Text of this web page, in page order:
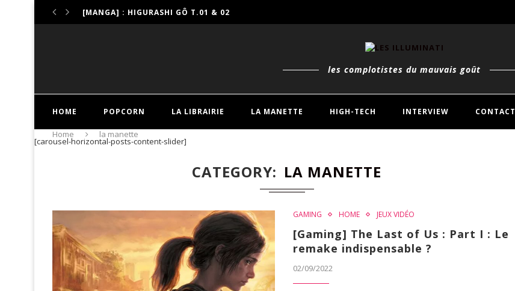
[MANGA] : HIGURASHI GÔ T.01 & 02
[MANGA] : KINDERGARTEN WARS T.01 & 02
[MANGA] : WELCOME BACK ALICE T.01 & 02
les complotistes du mauvais goût
HOME POPCORN LA LIBRAIRIE LA MANETTE HIGH-TECH INTERVIEW CONTACT
[carousel-horizontal-posts-content-slider]
Home la manette
CATEGORY LA MANETTE
GAMING HOME JEUX VIDÉO
[Gaming] The Last of Us : Part I : Le
remake indispensable ?
02/09/2022